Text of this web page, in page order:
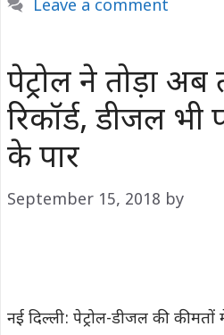
Leave a comment
पेट्रोल ने तोड़ा
रिकॉर्ड, डीजल
के पार
September 15, 2018 by
नई दिल्ली: पेट्रोल-डीजल की कीमतों